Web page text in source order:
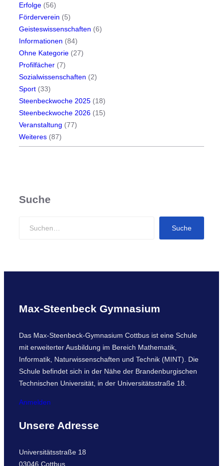
e
n
Erfolge (56)
Förderverein (5)
Geisteswissenschaften (6)
Informationen (84)
Ohne Kategorie (27)
Profilfächer (7)
Sozialwissenschaften (2)
Sport (33)
Steenbeckwoche 2025 (18)
Steenbeckwoche 2026 (15)
Veranstaltung (77)
Weiteres (87)
Suche
c
Suche
Max-Steenbeck Gymnasium
Das Max-Steenbeck-Gymnasium Cottbus ist eine Schule
mit erweiterter Ausbildung im Bereich Mathematik,
Informatik, Naturwissenschaften und Technik (MINT). Die
Schule befindet sich in der Nähe der Brandenburgischen
Technischen Universität, in der Universitätsstraße 18.
Anmelden
Unsere Adresse
Universitätsstraße 18
03046 Cottbus